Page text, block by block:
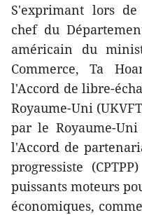
S'exprimant lors
chef du
américain du
Commerce, Ta
l'Accord de libre-
Royaume-Uni
par le Royaume-
l'Accord de
progressiste
puissants moteurs
économiques,